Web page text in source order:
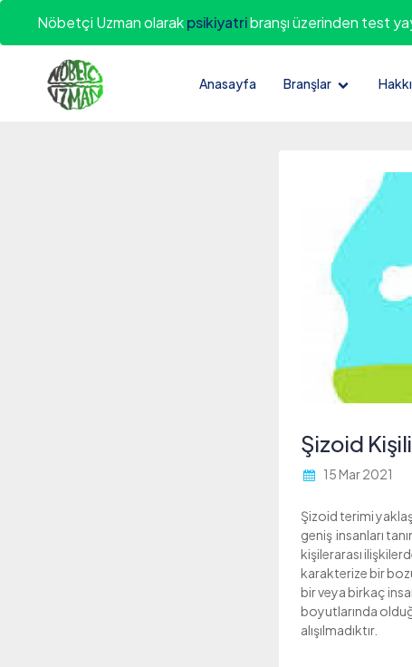
Nöbetçi Uzman olarakpsikiyatribranşı üzerinden test
Anasayfa Branşlar
Şizoid
15 Mar 2021
Şizoid terimi
geniş insanları
kişilerarası
karakterize bir
bir veya birkaç
boyutlarında
alışılmadıktır.